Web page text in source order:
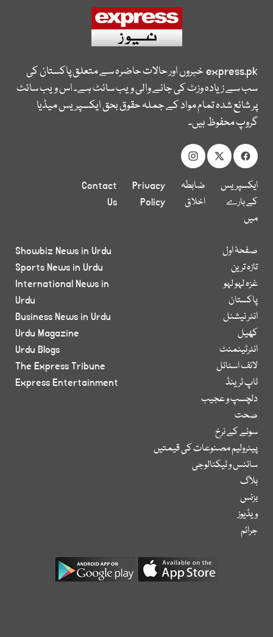
express.pkخبروں اور حالات حاضرہ سے متعلق پاکستان کی
سب سے زیادہ وزٹ کی جانے والی ویب سائٹ ہے۔ اس ویب سائٹ
پر شائع شدہ تمام مواد کے جملہ حقوق بحق ایکسپریس میڈیا
گروپ محفوظ ہیں۔
ایکسپریس
کے بارے
میں
ضابطہ
اخلاق
Privacy
Policy
Contact
Us
صفحۂ اول
تازہ ترین
غزہ لہو لہو
پاکستان
انٹر نیشنل
کھیل
انٹرٹینمنٹ
لائف اسٹائل
ٹاپ ٹرینڈ
دلچسپ و عجیب
صحت
سونے کے نرخ
پیٹرولیم مصنوعات کی قیمتیں
سائنس و ٹیکنالوجی
بلاگ
بزنس
ویڈیوز
جرائم
Showbiz News in Urdu
Sports News in Urdu
International News in
Urdu
Business News in Urdu
Urdu Magazine
Urdu Blogs
The Express Tribune
Express Entertainment